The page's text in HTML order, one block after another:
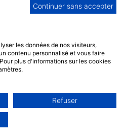
Continuer sans accepter
les données de nos visiteurs,
contenu personnalisé et vous faire
plus d'informations sur les cookies
Refuser